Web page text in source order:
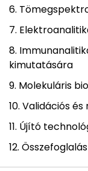
kimutatására
Molekuláris
Validációs
Újító